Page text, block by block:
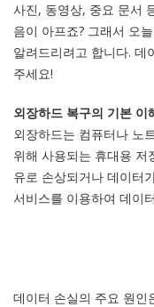
사진, 동영상, 중요 문서
음이 아프죠? 그래서 오
알려드리려고 합니다. 데
주세요!
외장하드 복구의 기본 이
외장하드는 컴퓨터나 노
위해 사용되는 휴대용 저
유로 손상되거나 데이터
서비스를 이용하여 데이
데이터 손실의 주요 원인